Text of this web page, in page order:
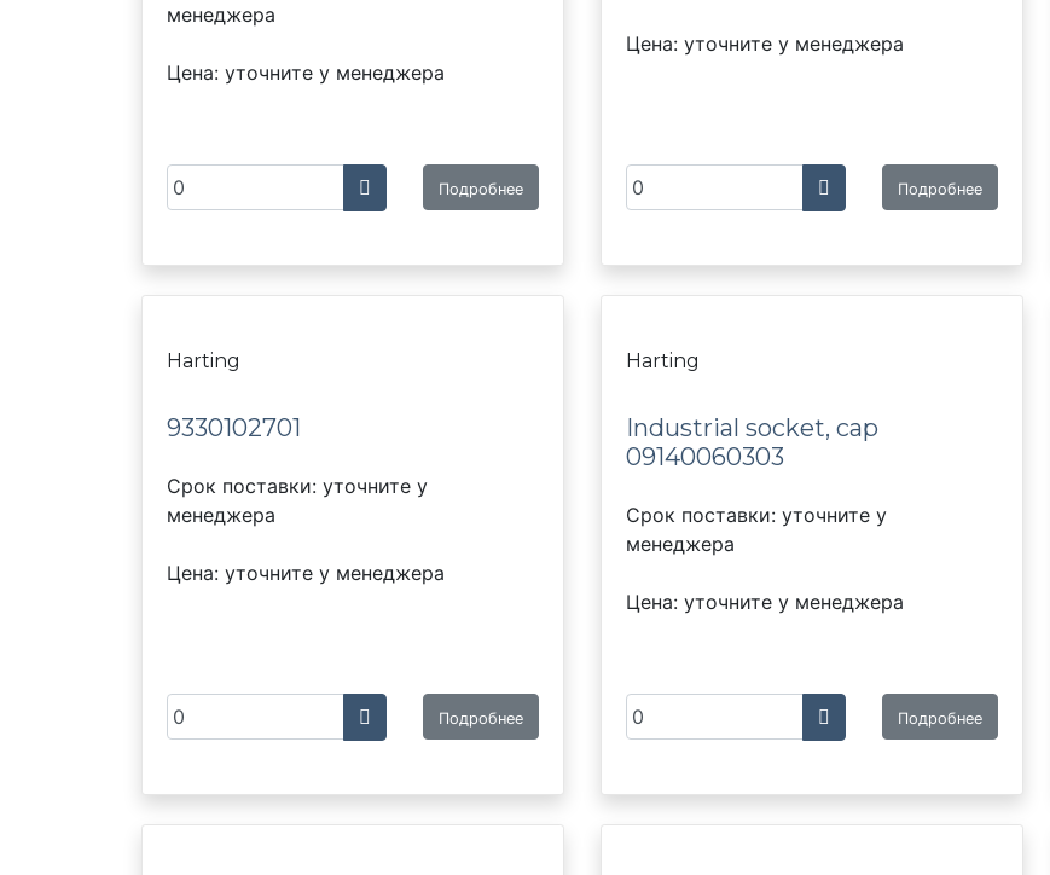
менеджера
Цена: уточните у менеджера
Подробнее
Цена: уточните у менеджера
Подробнее
Harting
9330102701
Срок поставки: уточните у
менеджера
Цена: уточните у менеджера
Подробнее
Harting
Industrial socket, cap
09140060303
Срок поставки: уточните у
менеджера
Цена: уточните у менеджера
Подробнее